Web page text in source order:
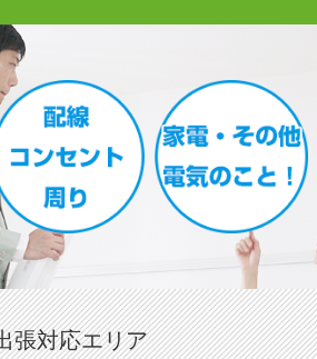
張対応エリア